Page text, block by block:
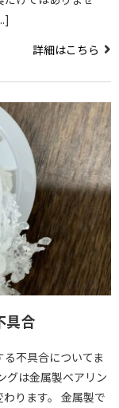
詳細はこちら
具合
不具合についてま
グは金属製ベアリン
ります。 金属製で